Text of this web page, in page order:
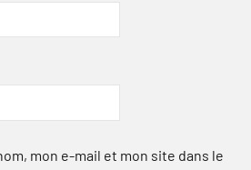
mon e-mail et mon site dans le